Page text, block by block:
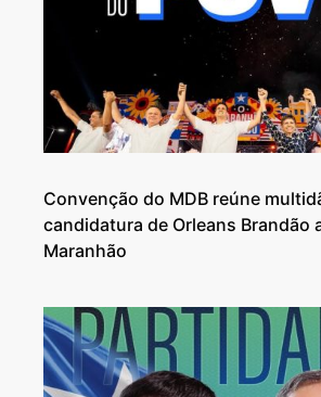
Convenção do MDB reúne
candidatura de Orleans Brandão
Maranhão